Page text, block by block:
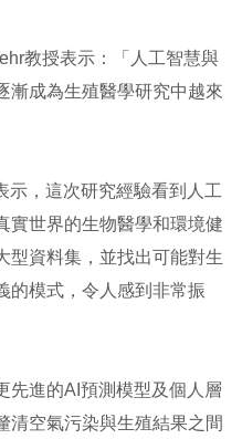
教授表示：「人工智慧與
漸成為生殖醫學研究中越來
示，這次研究經驗看到人工
實世界的生物醫學和環境健
型資料集，並找出可能對生
的模式，令人感到非常振
先進的AI預測模型及個人層
清空氣污染與生殖結果之間